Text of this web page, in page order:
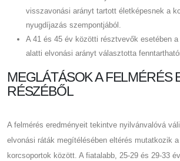
visszavonási arányt tartott életképesnek a
nyugdíjazás szempontjából.
A 41 és 45 év közötti résztvevők esetében a
alatti elvonási arányt választotta
MEGLÁTÁSOK A FELMÉRÉS
RÉSZÉBŐL
A felmérés eredményeit tekintve nyilvánvalóvá
elvonási ráták megítélésében eltérés mutatkozik
korcsoportok között. A fiatalabb, 25-29 és 29-33